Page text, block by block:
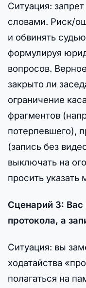
Ситуация:
словами. Риск/
и обвинять
формулируя
вопросов.
закрыто ли
ограничение
фрагментов
потерпевшего),
(запись без
выключать на
просить указать
Сценарий 3: Вас
протокола, а
Ситуация: вы
ходатайства
полагаться на